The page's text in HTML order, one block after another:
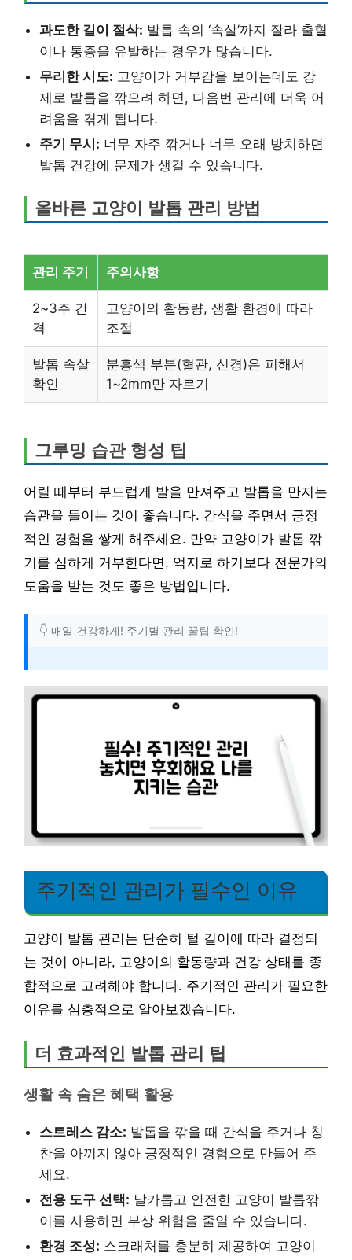
과도한 길이 절삭: 발톱 속의 ‘속살’까지 잘라 출혈
이나 통증을 유발하는 경우가 많습니다.
무리한 시도: 고양이가 거부감을 보이는데도 강
제로 발톱을 깎으려 하면, 다음번 관리에 더욱 어
려움을 겪게 됩니다.
주기 무시: 너무 자주 깎거나 너무 오래 방치하면
발톱 건강에 문제가 생길 수 있습니다.
올바른 고양이 발톱 관리 방법
관리 주기 주의사항
2~3주 간
격
고양이의 활동량, 생활 환경에 따라
조절
발톱 속살
확인
분홍색 부분(혈관, 신경)은 피해서
1~2mm만 자르기
그루밍 습관 형성 팁
어릴 때부터 부드럽게 발을 만져주고 발톱을 만지는
습관을 들이는 것이 좋습니다. 간식을 주면서 긍정
적인 경험을 쌓게 해주세요. 만약 고양이가 발톱 깎
기를 심하게 거부한다면, 억지로 하기보다 전문가의
도움을 받는 것도 좋은 방법입니다.
👇 매일 건강하게! 주기별 관리 꿀팁 확인!
주기적인 관리가 필수인 이유
고양이 발톱 관리는 단순히 털 길이에 따라 결정되
는 것이 아니라, 고양이의 활동량과 건강 상태를 종
합적으로 고려해야 합니다. 주기적인 관리가 필요한
이유를 심층적으로 알아보겠습니다.
더 효과적인 발톱 관리 팁
생활 속 숨은 혜택 활용
스트레스 감소: 발톱을 깎을 때 간식을 주거나 칭
찬을 아끼지 않아 긍정적인 경험으로 만들어 주
세요.
전용 도구 선택: 날카롭고 안전한 고양이 발톱깎
이를 사용하면 부상 위험을 줄일 수 있습니다.
환경 조성: 스크래처를 충분히 제공하여 고양이